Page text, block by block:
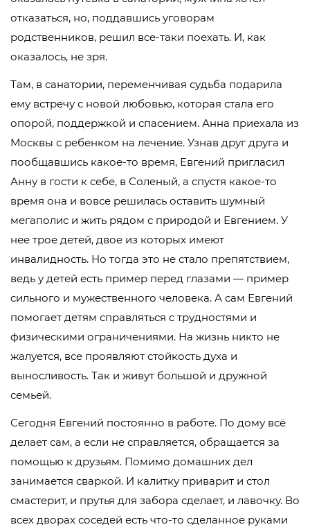
отказаться, но, поддавшись уговорам
родственников, решил все-таки поехать. И, как
оказалось, не зря.
Там, в санатории, переменчивая судьба подарила
ему встречу с новой любовью, которая стала его
опорой, поддержкой и спасением. Анна приехала из
Москвы с ребенком на лечение. Узнав друг друга и
пообщавшись какое-то время, Евгений пригласил
Анну в гости к себе, в Соленый, а спустя какое-то
время она и вовсе решилась оставить шумный
мегаполис и жить рядом с природой и Евгением. У
нее трое детей, двое из которых имеют
инвалидность. Но тогда это не стало препятствием,
ведь у детей есть пример перед глазами — пример
сильного и мужественного человека. А сам Евгений
помогает детям справляться с трудностями и
физическими ограничениями. На жизнь никто не
жалуется, все проявляют стойкость духа и
выносливость. Так и живут большой и дружной
семьей.
Сегодня Евгений постоянно в работе. По дому всё
делает сам, а если не справляется, обращается за
помощью к друзьям. Помимо домашних дел
занимается сваркой. И калитку приварит и стол
смастерит, и прутья для забора сделает, и лавочку. Во
всех дворах соседей есть что-то сделанное руками